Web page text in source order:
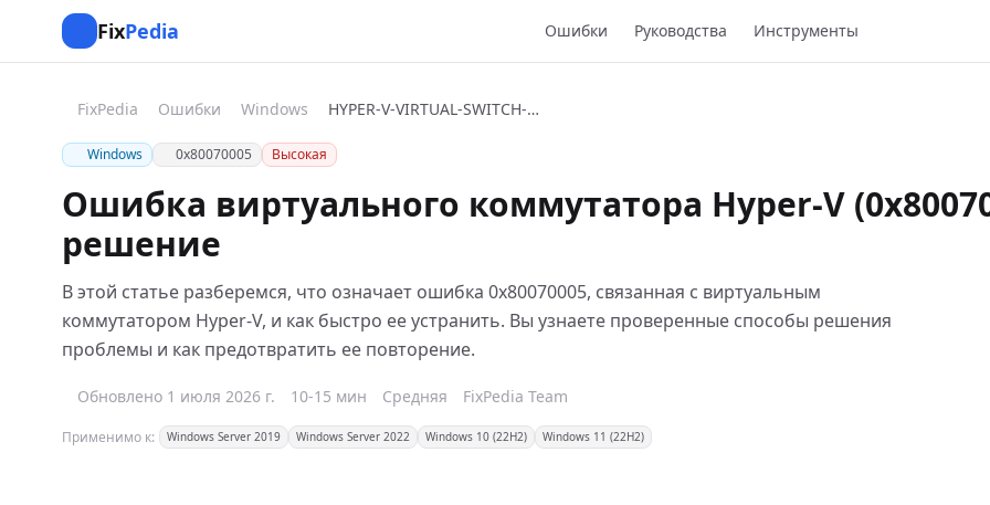
FixPedia Ошибки Руководства Инструменты
FixPedia Ошибки Windows HYPER-V-VIRTUAL-SWITCH-ERRORS
Windows 0x80070005 Высокая
Ошибка виртуального коммутатора Hyper-V
решение
В этой статье разберемся, что означает ошибка 0x80070005, связанная с виртуальным
коммутатором Hyper-V, и как быстро ее устранить. Вы узнаете проверенные способы решения
проблемы и как предотвратить ее повторение.
Обновлено 1 июля 2026 г. 10-15 мин Средняя FixPedia Team
Применимо к: Windows Server 2019 Windows Server 2022 Windows 10 (22H2) Windows 11 (22H2)